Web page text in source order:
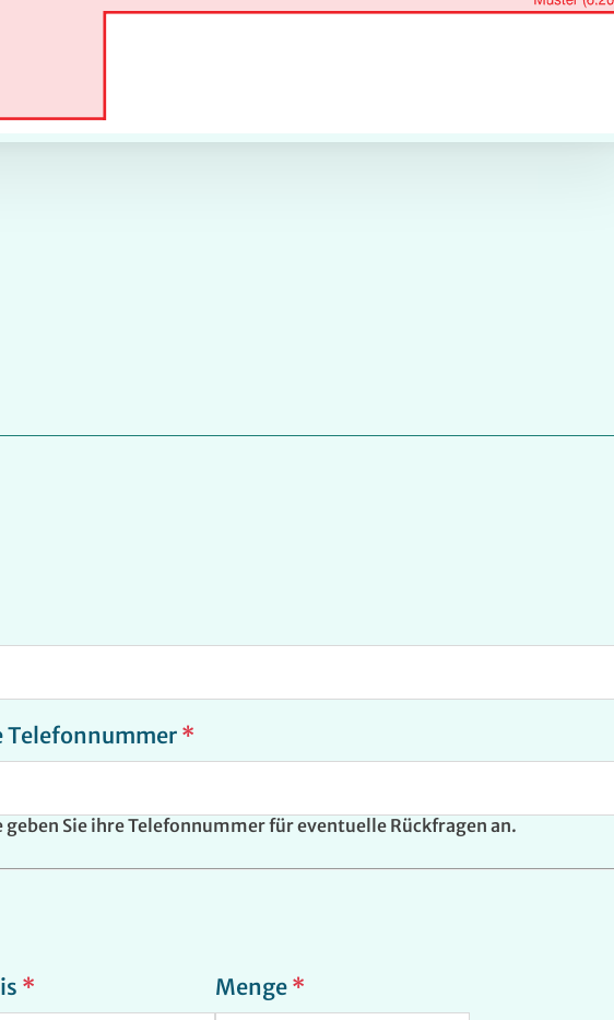
Telefonnummer *
geben Sie ihre Telefonnummer für eventuelle Rückfragen an.
* Menge *